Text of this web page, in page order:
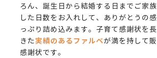
ろん、誕生日から結婚する日までご家
した日数をお入れして、ありがとうの
っぷり詰め込みます。子育て感謝状を
きた実績のあるファルベが満を持して
感謝状です。